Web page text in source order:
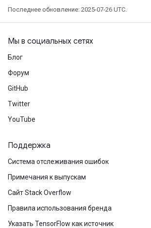
Последнее обновление: 2025-07-26 UTC.
Мы в социальных сетях
Блог
Форум
GitHub
Twitter
YouTube
Поддержка
Система отслеживания ошибок
Примечания к выпускам
Сайт Stack Overflow
Правила использования бренда
Указать TensorFlow как источник